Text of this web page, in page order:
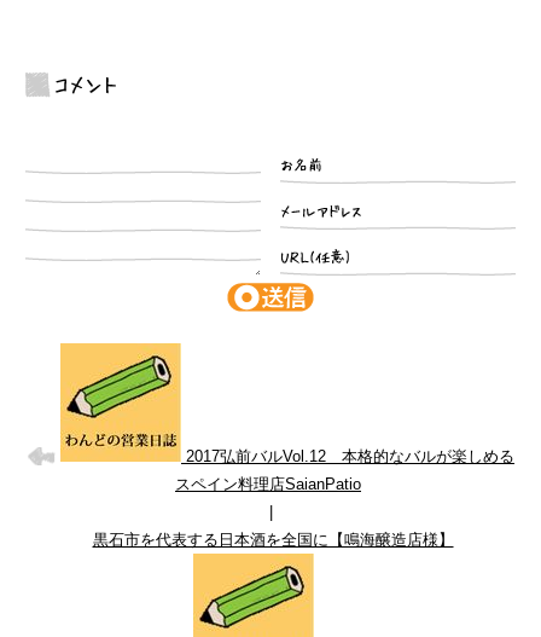
2017弘前バルVol.12 本格的なバルが楽しめる
スペイン料理店SaianPatio
黒石市を代表する日本酒を全国に【鳴海醸造店様】